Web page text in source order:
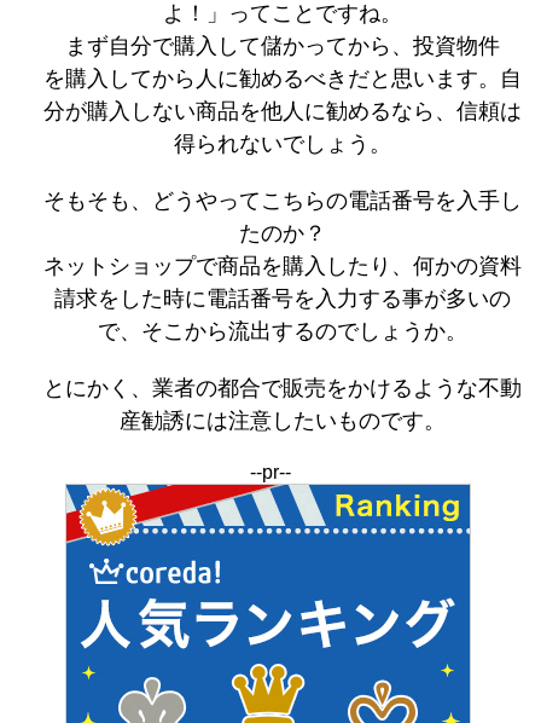
よ！」ってことですね。
まず自分で購入して儲かってから、投資物件
を購入してから人に勧めるべきだと思います。自
分が購入しない商品を他人に勧めるなら、信頼は
得られないでしょう。
そもそも、どうやってこちらの電話番号を入手し
たのか？
ネットショップで商品を購入したり、何かの資料
請求をした時に電話番号を入力する事が多いの
で、そこから流出するのでしょうか。
とにかく、業者の都合で販売をかけるような不動
産勧誘には注意したいものです。
--pr--